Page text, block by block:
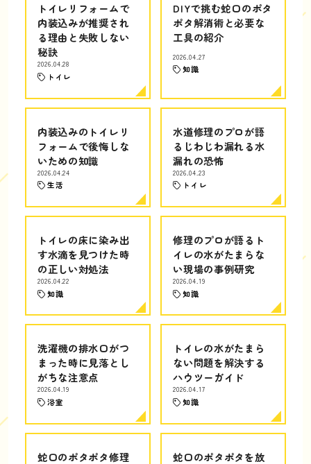
トイレリフォームで
内装込みが推奨され
る理由と失敗しない
秘訣
2026.04.28
トイレ
DIYで挑む蛇口のポタ
ポタ解消術と必要な
工具の紹介
2026.04.27
知識
内装込みのトイレリ
フォームで後悔しな
いための知識
2026.04.24
生活
水道修理のプロが語
るじわじわ漏れる水
漏れの恐怖
2026.04.23
トイレ
トイレの床に染み出
す水滴を見つけた時
の正しい対処法
2026.04.22
知識
修理のプロが語るト
イレの水がたまらな
い現場の事例研究
2026.04.19
知識
洗濯機の排水口がつ
まった時に見落とし
がちな注意点
2026.04.19
浴室
トイレの水がたまら
ない問題を解決する
ハウツーガイド
2026.04.17
知識
蛇口のポタポタ修理
蛇口のポタポタを放